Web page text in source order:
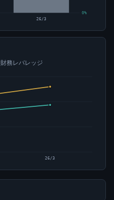
0%
26/3
務レバレッジ
26/3